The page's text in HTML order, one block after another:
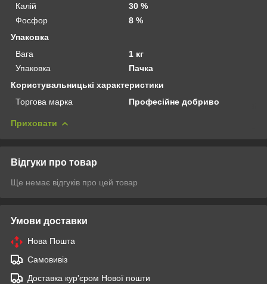
Калій
30 %
Фосфор
8 %
Упаковка
Вага
1 кг
Упаковка
Пачка
Користувальницькі характеристики
Торгова марка
Професійне добриво
Приховати
Відгуки про товар
Ще немає відгуків про цей товар
Умови доставки
Нова Пошта
Самовивіз
Доставка кур'єром Нової пошти